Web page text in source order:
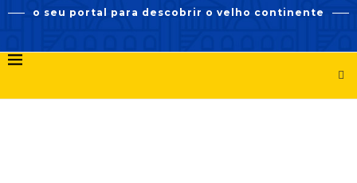
o seu portal para descobrir o velho continente